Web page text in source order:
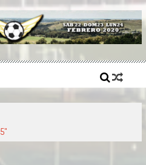
equipos de fútbol sintético del país.